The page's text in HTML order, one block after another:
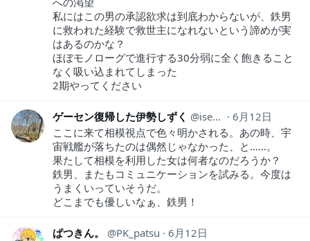
私にはこの男の承認欲求は到底わからないが、鉄男
に救われた経験で救世主になれないという諦めが実
はあるのかな？
ほぼモノローグで進行する30分弱に全く飽きること
なく吸い込まれてしまった
2期やってください
ゲーセン復帰した伊勢しずく isesizuku
6月12日
ここに来て相模視点で色々明かされる。あの時、宇
宙戦艦が落ちたのは偶然じゃなかった、と……。
果たして相模を利用した女は何者なのだろうか？
鉄男、またもコミュニケーションを試みる。今度は
うまくいっていそうだ。
どこまでも優しいなぁ、鉄男！
ぱつきん。 PK_patsu
6月12日